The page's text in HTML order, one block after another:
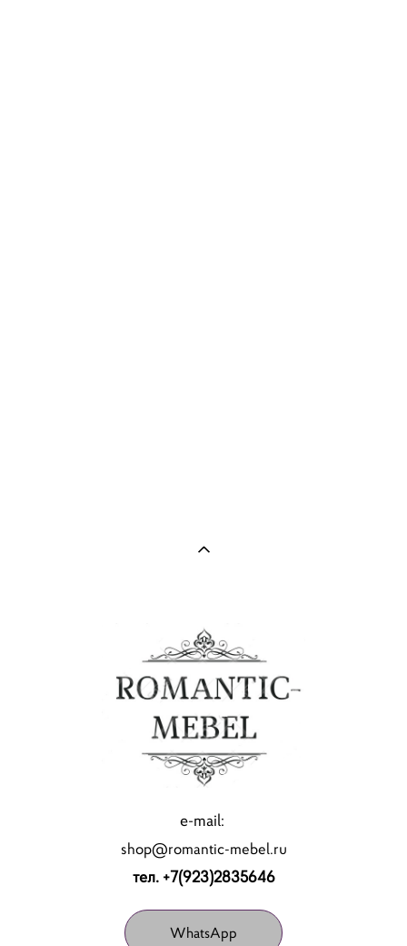
e-mail:
shop@romantic-mebel.ru
тел. +7(923)2835646
WhatsApp